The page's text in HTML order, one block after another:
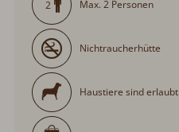
2 Max. 2 Personen
Nichtraucherhütte
Haustiere sind erlaubt